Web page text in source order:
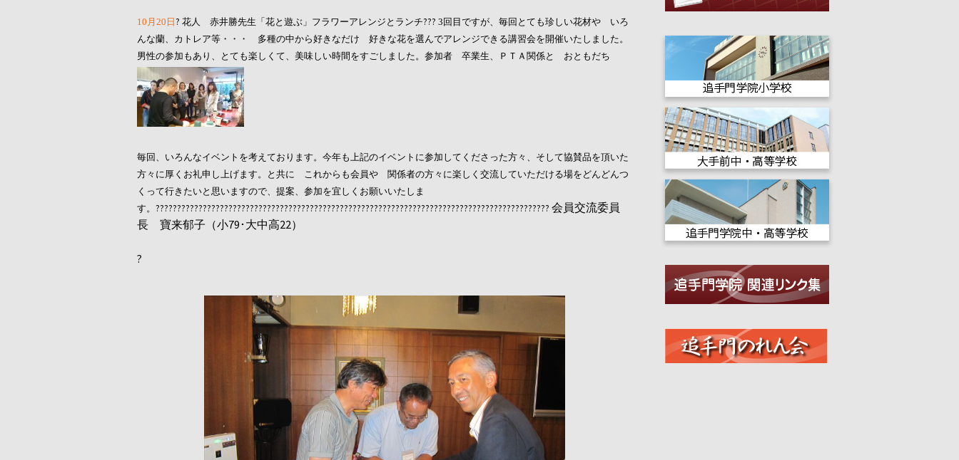
10 月20 日? 花人 赤井勝先生「花と遊ぶ」フラワーアレンジとランチ??? 3回目ですが、毎回とても珍しい花材や いろ
んな蘭、カトレア等・・・ 多種の中から好きなだけ 好きな花を選んでアレンジできる講習会を開催いたしました。
男性の参加もあり、とても楽しくて、美味しい時間をすごしました。 参加者 卒業生、ＰＴＡ関係と おともだち
毎回、いろんなイベントを考えております。今年も上記のイベントに参加してくださった方々、そして協賛品を頂いた
方々に厚くお礼申し上げます。と共に これからも会員や 関係者の方々に楽しく交流していただける場をどんどんつ
くって行きたいと思いますので、提案、参加を宜しくお願いいたしま
す。???????????????????????????????????????????????????????????????????????????????????????????? 会員交流委員
長 寶来郁子（小79･大中高22）
?